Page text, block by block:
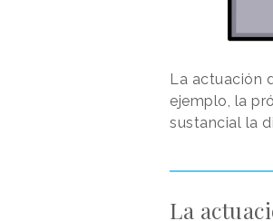
La actuación
ejemplo, la
sustancial la
La